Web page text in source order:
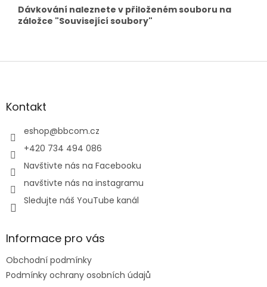
Dávkování naleznete v přiloženém souboru na
záložce "Související soubory"
Z
aKontakt
eshop@bbcom.cz
+420 734 494 086
Navštivte nás na Facebooku
navštivte nás na instagramu
Sledujte náš YouTube kanál
Informace pro vás
Obchodní podmínky
Podmínky ochrany osobních údajů